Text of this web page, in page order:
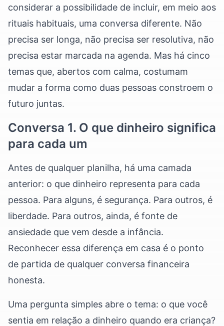
considerar a possibilidade de incluir, em meio aos
rituais habituais, uma conversa diferente. Não
precisa ser longa, não precisa ser resolutiva, não
precisa estar marcada na agenda. Mas há cinco
temas que, abertos com calma, costumam
mudar a forma como duas pessoas constroem o
futuro juntas.
Conversa 1. O que dinheiro significa
para cada um
Antes de qualquer planilha, há uma camada
anterior: o que dinheiro representa para cada
pessoa. Para alguns, é segurança. Para outros, é
liberdade. Para outros, ainda, é fonte de
ansiedade que vem desde a infância.
Reconhecer essa diferença em casa é o ponto
de partida de qualquer conversa financeira
honesta.
Uma pergunta simples abre o tema: o que você
sentia em relação a dinheiro quando era criança?